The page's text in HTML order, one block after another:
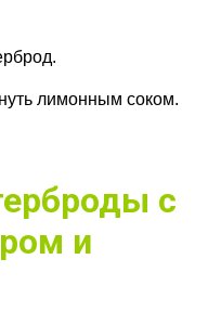
лимонным соком.
с
и